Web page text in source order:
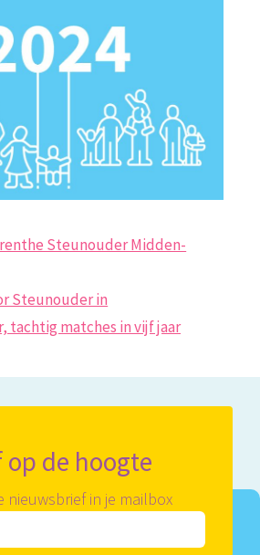
Steunouder Midden-
Steunouder in
tachtig matches in vijf jaar
op de hoogte
nieuwsbrief in je mailbox